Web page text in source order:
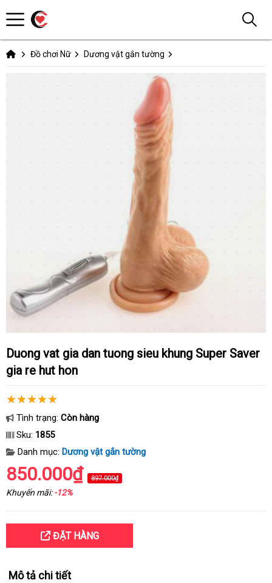
Đồ chơi Nữ Dương vật gắn tường
Duong vat gia dan tuong sieu khung Super Saver
gia re hut hon
Tình trạng: Còn hàng
Sku: 1855
Danh mục: Dương vật gắn tường
850.000₫ 897.000₫
Khuyến mãi:-12%
ĐẶT HÀNG
Mô tả chi tiết